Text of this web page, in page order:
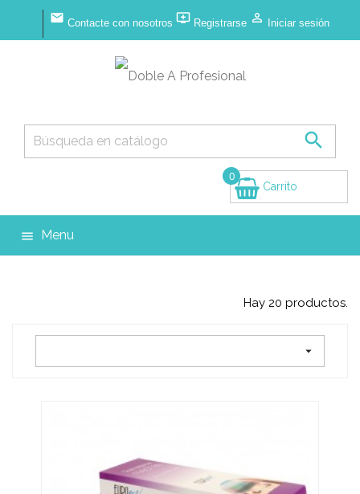
 Contacte con nosotros  Registrarse  Iniciar sesión

Carrito
0
 Menu
Hay 20 productos.
